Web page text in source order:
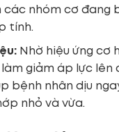
các nhóm cơ đang
tính.
Nhờ hiệu ứng cơ
làm giảm áp lực lên
bệnh nhân dịu
nhỏ và vừa.